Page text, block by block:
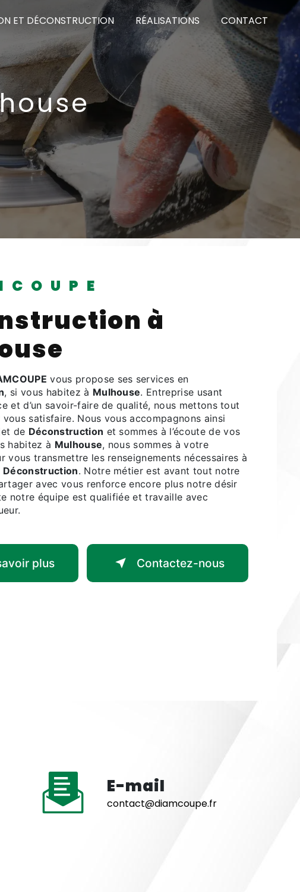
ET DÉCONSTRUCTION RÉALISATIONS CONTACT
à
vous propose ses services en
, si vous habitez à Mulhouse. Entreprise usant
et d’un savoir-faire de qualité, nous mettons tout
satisfaire. Nous vous accompagnons ainsi
de Déconstruction et sommes à l’écoute de vos
habitez à Mulhouse, nous sommes à votre
vous transmettre les renseignements nécessaires à
Déconstruction. Notre métier est avant tout notre
avec vous renforce encore plus notre désir
notre équipe est qualifiée et travaille avec
plus Contactez-nous
E-mail
contact@diamcoupe.fr